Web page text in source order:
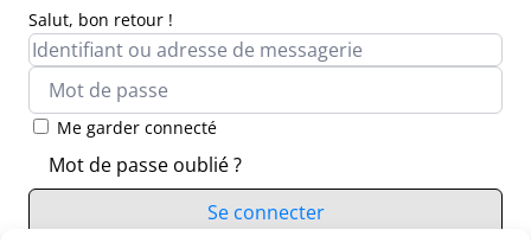
Salut, bon retour !
Me garder connecté
Mot de passe oublié ?
Se connecter